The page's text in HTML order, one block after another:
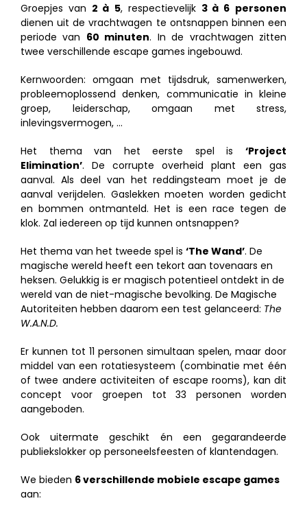
Groepjes van 2 à 5, respectievelijk 3 à 6 personen
dienen uit de vrachtwagen te ontsnappen binnen een
periode van 60 minuten. In de vrachtwagen zitten
twee verschillende escape games ingebouwd.
Kernwoorden: omgaan met tijdsdruk, samenwerken,
probleemoplossend denken, communicatie in kleine
groep, leiderschap, omgaan met stress,
inlevingsvermogen, …
Het thema van het eerste spel is ‘Project
Elimination’. De corrupte overheid plant een gas
aanval. Als deel van het reddingsteam moet je de
aanval verijdelen. Gaslekken moeten worden gedicht
en bommen ontmanteld. Het is een race tegen de
klok. Zal iedereen op tijd kunnen ontsnappen?
Het thema van het tweede spel is ‘The Wand’. De
magische wereld heeft een tekort aan tovenaars en
heksen. Gelukkig is er magisch potentieel ontdekt in de
wereld van de niet-magische bevolking. De Magische
Autoriteiten hebben daarom een test gelanceerd: The
W.A.N.D.
Er kunnen tot 11 personen simultaan spelen, maar door
middel van een rotatiesysteem (combinatie met één
of twee andere activiteiten of escape rooms), kan dit
concept voor groepen tot 33 personen worden
aangeboden.
Ook uitermate geschikt én een gegarandeerde
publiekslokker op personeelsfeesten of klantendagen.
We bieden 6 verschillende mobiele escape games
aan: